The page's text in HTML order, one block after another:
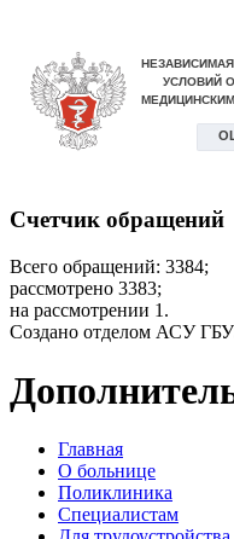
Счетчик обращений
Всего обращений: 3384;
рассмотрено 3383;
на рассмотрении 1.
Создано отделом АСУ
Главная
О больнице
Поликлиника
Специалистам